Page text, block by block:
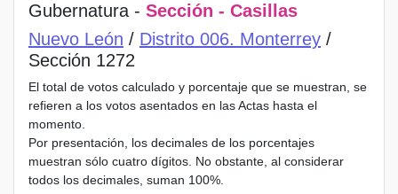
Gubernatura - Sección - Casillas
Nuevo León / Distrito 006. Monterrey /
Sección 1272
El total de votos calculado y porcentaje que se muestran, se
refieren a los votos asentados en las Actas hasta el
momento.
Por presentación, los decimales de los porcentajes
muestran sólo cuatro dígitos. No obstante, al considerar
todos los decimales, suman 100%.